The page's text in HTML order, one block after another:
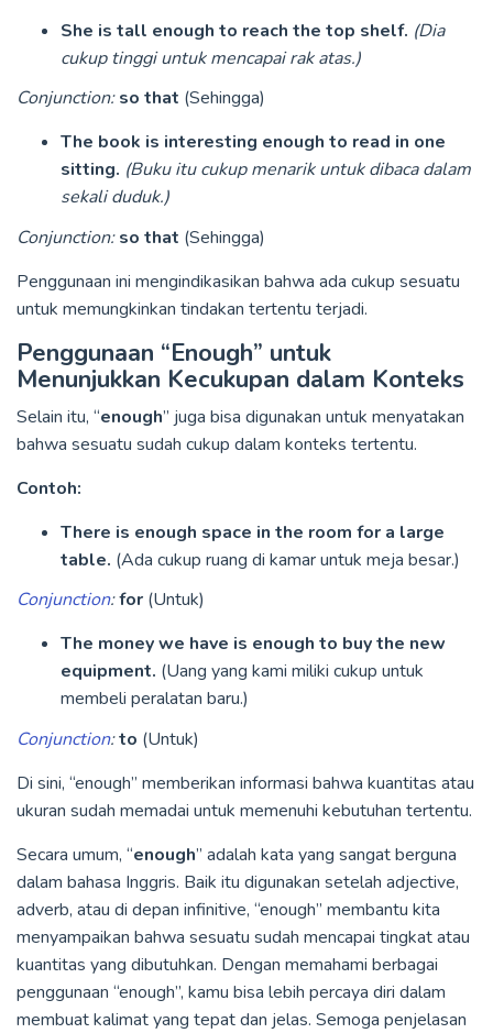
She is tall enough to reach the top shelf. (Dia
cukup tinggi untuk mencapai rak atas.)
Conjunction: so that (Sehingga)
The book is interesting enough to read in one
sitting. (Buku itu cukup menarik untuk dibaca dalam
sekali duduk.)
Conjunction: so that (Sehingga)
Penggunaan ini mengindikasikan bahwa ada cukup sesuatu
untuk memungkinkan tindakan tertentu terjadi.
Penggunaan “Enough” untuk
Menunjukkan Kecukupan dalam Konteks
Selain itu, “enough” juga bisa digunakan untuk menyatakan
bahwa sesuatu sudah cukup dalam konteks tertentu.
Contoh:
There is enough space in the room for a large
table. (Ada cukup ruang di kamar untuk meja besar.)
Conjunction:for (Untuk)
The money we have is enough to buy the new
equipment. (Uang yang kami miliki cukup untuk
membeli peralatan baru.)
Conjunction:to (Untuk)
Di sini, “enough” memberikan informasi bahwa kuantitas atau
ukuran sudah memadai untuk memenuhi kebutuhan tertentu.
Secara umum, “enough” adalah kata yang sangat berguna
dalam bahasa Inggris. Baik itu digunakan setelah adjective,
adverb, atau di depan infinitive, “enough” membantu kita
menyampaikan bahwa sesuatu sudah mencapai tingkat atau
kuantitas yang dibutuhkan. Dengan memahami berbagai
penggunaan “enough”, kamu bisa lebih percaya diri dalam
membuat kalimat yang tepat dan jelas. Semoga penjelasan